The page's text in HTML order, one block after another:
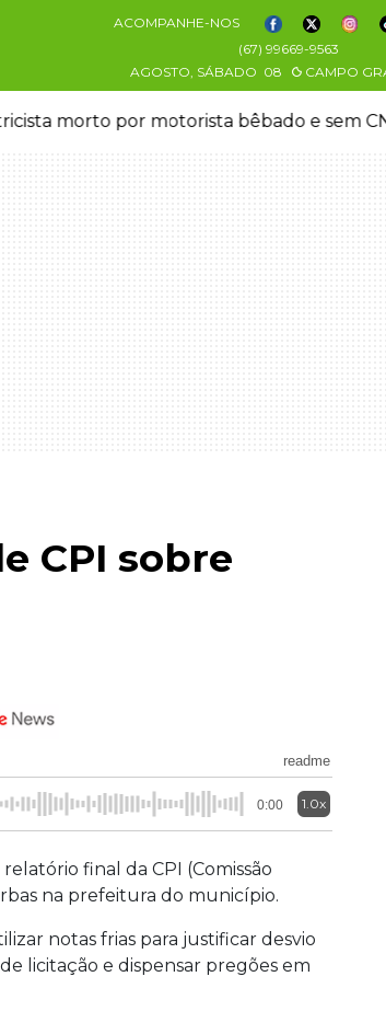
ACOMPANHE-NOS
(67) 99669-9563
AGOSTO, SÁBADO 08 CAMPO
morto por motorista bêbado e sem
CPI sobre
readme
0:00 1.0x
final da CPI (Comissão
na prefeitura do município.
notas frias para justificar desvio
licitação e dispensar pregões em